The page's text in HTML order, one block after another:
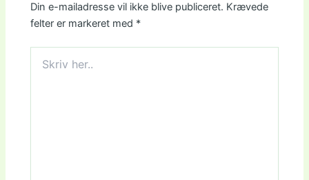
Din e-mailadresse vil ikke blive publiceret. Krævede
felter er markeret med *
her..